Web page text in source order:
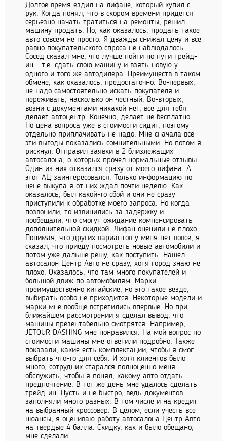
Долгое время ездил на лифане, который купил с
рук. Когда понял, что в скором времени придется
серьезно начать тратиться на ремонты, решил
машину продать. Но, как оказалось, продать такое
авто совсем не просто. Я дважды снижал цену и все
равно покупательского спроса не наблюдалось.
Сосед сказал мне, что лучше пойти по пути трейд-
ин - т.е. сдать свою машину и взять новую у
одного и того же автодилера. Преимуществ в таком
обмене, как оказалось, предостаточно. Во-первых,
не надо самостоятельно искать покупателя и
переживать, насколько он честный. Во-вторых,
возни с документами никакой нет, все для тебя
делает автоцентр. Конечно, делает не бесплатно.
Но цена вопроса уже в стоимости сидит, поэтому
отдельно приплачивать не надо. Мне сначала все
эти выгоды показались сомнительными. Но потом я
рискнул. Отправил заявки в 2 близлежащих
автосалона, о которых прочел нормальные отзывы.
Один из них отказался сразу от моего лифана. А
этот АЦ заинтересовался. Только информацию по
цене выкупа я от них ждал почти неделю. Как
оказалось, был какой-то сбой и они не сразу
приступили к обработке моего запроса. Но когда
позвонили, то извинились за задержку и
пообещали, что смогут ожидание компенсировать
дополнительной скидкой. Лифан оценили не плохо.
Понимая, что других вариантов у меня нет вовсе, я
сказал, что приеду посмотреть новые автомобили и
потом уже дальше решу, как поступить. Нашел
автосалон Центр Авто не сразу, хотя город знаю не
плохо. Оказалось, что там много покупателей и
большой движ по автомобилям. Марки
преимущественно китайские, но это такое везде,
выбирать особо не приходится. Некоторые модели и
марки мне вообще встретились впервые. Но при
ближайшем рассмотрении я сделал вывод, что
машины презентабельно смотрятся. Например,
JETOUR DASHING мне понравился. На мой вопрос по
стоимости машины мне ответили подробно. Также
показали, какие есть комплектации, чтобы я смог
выбрать что-то для себя. И хотя клиентов было
много, сотрудник старался полноценно меня
обслужить, чтобы я понял, какому авто отдать
предпочтение. В тот же день мне удалось сделать
трейд-ин. Пусть и не быстро, ведь документов
заполняли много разных. В том числе и на кредит
на выбранный кроссовер. В целом, если учесть все
нюансы, я оцениваю работу автосалона Центр Авто
на твердые 4 балла. Скидку, как и было обещано,
мне сделали.